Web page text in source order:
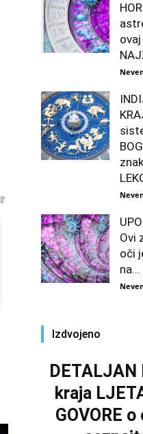
ovaj
Ovi
oči
na...
Izdvojeno
DETALJAN
kraja
GOVORE